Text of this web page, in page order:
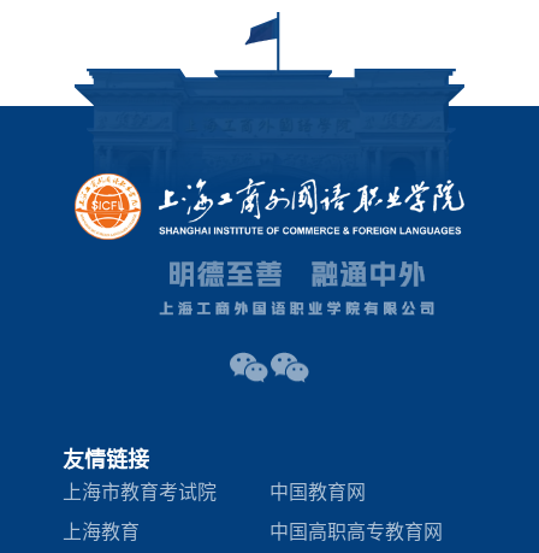
友情链接
上海市教育考试院 中国教育网
上海教育 中国高职高专教育网